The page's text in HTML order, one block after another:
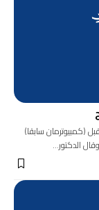
(كمبيوترمان سابقا)
الدكتور…